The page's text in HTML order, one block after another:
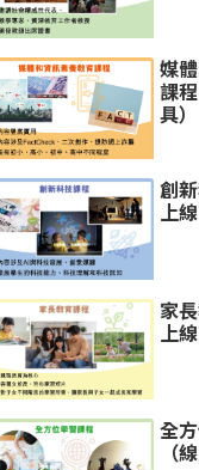
媒
課
具）
創
上
家
上
全
（